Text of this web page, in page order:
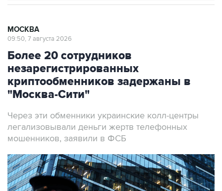
МОСКВА
09:50, 7 августа 2026
Более 20 сотрудников
незарегистрированных
криптообменников задержаны в
"Москва-Сити"
Через эти обменники украинские колл-центры
легализовывали деньги жертв телефонных
мошенников, заявили в ФСБ